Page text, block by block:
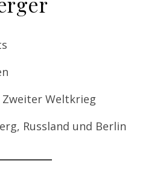
Zweiter Weltkrieg
Russland und Berlin